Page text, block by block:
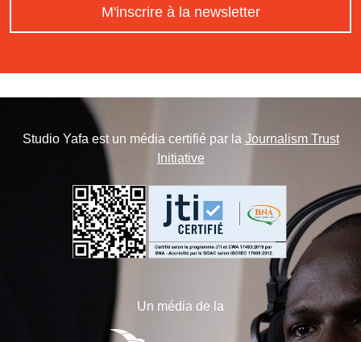
M'inscrire à la newsletter
Studio Yafa est un média certifié par la Journalism Trust
Initiative
Un média de la